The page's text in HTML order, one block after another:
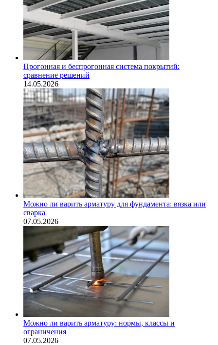
Прогонная и беспрогонная система покрытий:
сравнение решений
14.05.2026
Можно ли варить арматуру для фундамента: вязка или
сварка
07.05.2026
Можно ли варить арматуру: нормы, классы и
ограничения
07.05.2026